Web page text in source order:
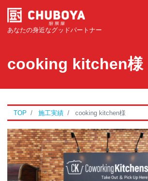
あなたの身近なグッドパートナー
cooking kitchen様
TOP 施工実績 cooking kitchen様